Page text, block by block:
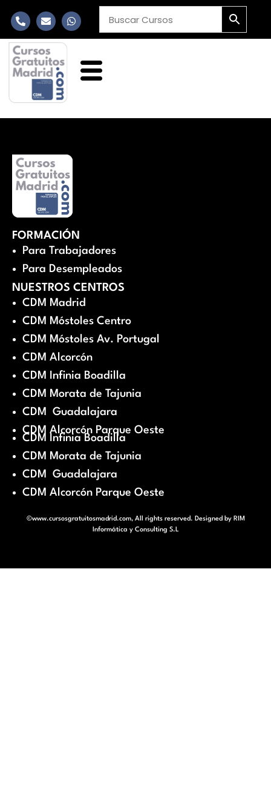
FORMACIÓN
Para Trabajadores
Para Desempleados
NUESTROS CENTROS
CDM Madrid
CDM Móstoles Centro
CDM Móstoles Av. Portugal
CDM Alcorcón
CDM Infinia Boadilla
CDM Morata de Tajunia
CDM Guadalajara
CDM Alcorcón Parque Oeste
CDM Infinia Boadilla
CDM Morata de Tajunia
CDM Guadalajara
CDM Alcorcón Parque Oeste
©www.cursosgratuitosmadrid.com, All rights reserved. Designed by RIM
Informática y Consulting S.L